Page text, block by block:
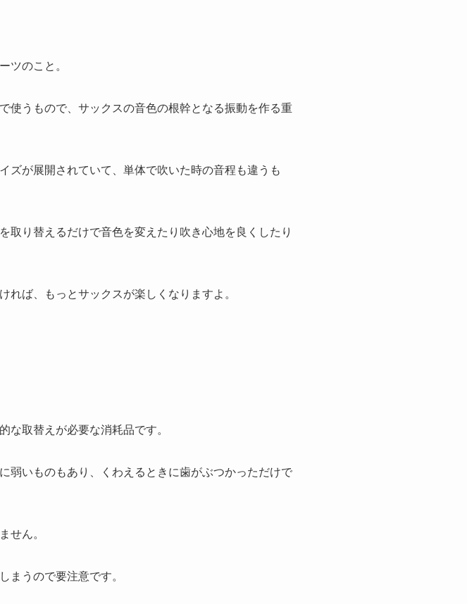
ツのこと。
使うもので、サックスの音色の根幹となる振動を作る重
ズが展開されていて、単体で吹いた時の音程も違うも
り替えるだけで音色を変えたり吹き心地を良くしたり
ば、もっとサックスが楽しくなりますよ。
取替えが必要な消耗品です。
弱いものもあり、くわえるときに歯がぶつかっただけで
せん。
まうので要注意です。